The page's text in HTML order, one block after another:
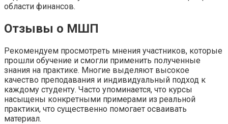
области финансов.
Отзывы о МШП
Рекомендуем просмотреть мнения участников, которые
прошли обучение и смогли применить полученные
знания на практике. Многие выделяют высокое
качество преподавания и индивидуальный подход к
каждому студенту. Часто упоминается, что курсы
насыщены конкретными примерами из реальной
практики, что существенно помогает осваивать
материал.